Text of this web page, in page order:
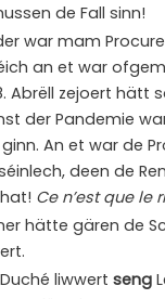
de Fall sinn!
war mam
an et war
Abrëll zejoert hätt
der Pandemie
An et war de
deen de
Ce n’est que le
hätte gären de
liwwert seng